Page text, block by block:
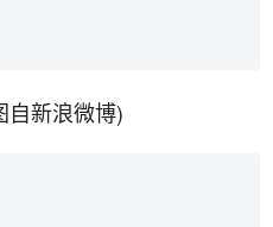
自新浪微博)